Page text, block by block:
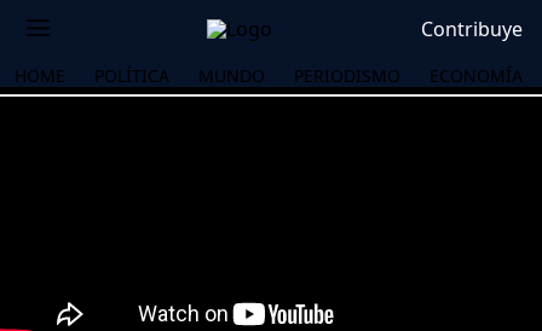
Contribuye
HOME POLÍTICA MUNDO PERIODISMO ECONOMÍA